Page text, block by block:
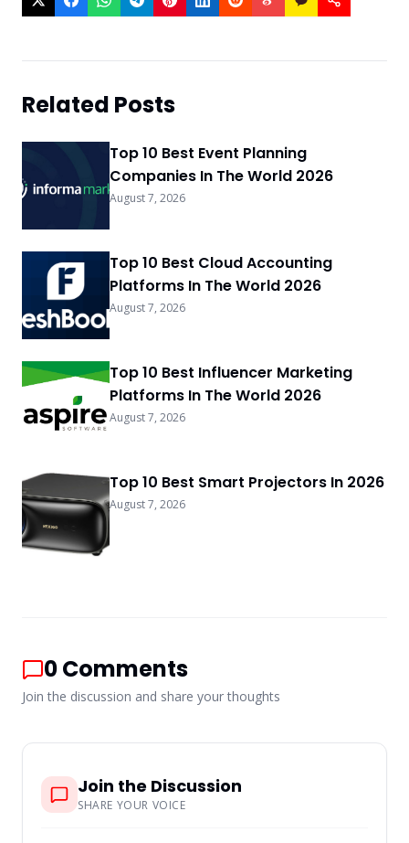
Related Posts
Top 10 Best Event Planning
Companies In The World 2026
August 7, 2026
Top 10 Best Cloud Accounting
Platforms In The World 2026
August 7, 2026
Top 10 Best Influencer Marketing
Platforms In The World 2026
August 7, 2026
Top 10 Best Smart Projectors In 2026
August 7, 2026
0Comments
Join the discussion and share your thoughts
Join the Discussion
SHARE YOUR VOICE